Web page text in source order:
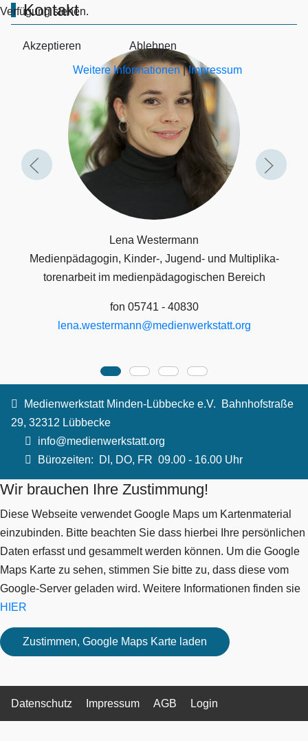
Kontakt
Lena Westermann
Medienpädagogin, Kinder-, Jugend- und Multiplika­
toren­arbeit im medienpädagogischen Bereich
fon 05741 - 40830
lena.westermann@medienwerkstatt.org
Medienwerkstatt Minden-Lübbecke e.V. Bahnhofstraße
29, 32312 Lübbecke
info@medienwerkstatt.org
Bürozeiten: DI, DO, FR 09.00 - 16.00 Uhr
Wir brauchen Ihre Zustimmung!
Diese Webseite verwendet Google Maps um Kartenmaterial
einzubinden. Bitte beachten Sie dass hierbei Ihre persönlichen
Daten erfasst und gesammelt werden können. Um die Google
Maps Karte zu sehen, stimmen Sie bitte zu, dass diese vom
Google-Server geladen wird. Weitere Informationen finden sie
HIER
Datenschutz Impressum AGB Login
Verfügung stehen.
Akzeptieren Ablehnen
Weitere Informationen|Impressum